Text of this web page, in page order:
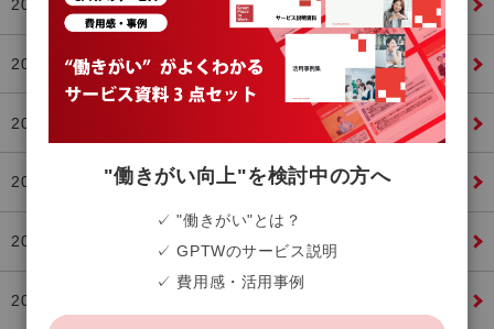
2017年
2016年
2015年
2014年
2013年
2012年
"働きがい向上"を検討中の方へ
✓ "働きがい"とは？
✓ GPTWのサービス説明
✓ 費用感・活用事例